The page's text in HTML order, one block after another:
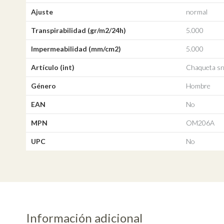
Ajuste normal
Transpirabilidad (gr/m2/24h) 5.000
Impermeabilidad (mm/cm2) 5.000
Artículo (int) Chaqueta
Género Hombre
EAN No
MPN OM206A
UPC No
Información adicional